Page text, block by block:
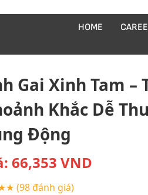
HOME
Gai Xinh Tam –
Khắc Dễ
Động
66,353 VND
(98 đánh giá)